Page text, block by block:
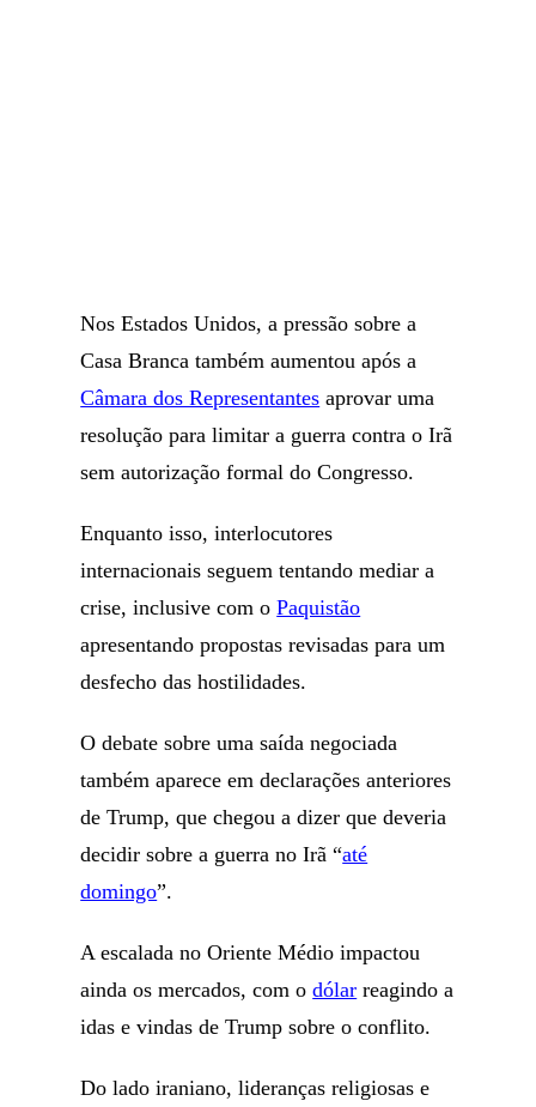
Nos Estados Unidos, a pressão sobre a
Casa Branca também aumentou após a
Câmara dos Representantes aprovar uma
resolução para limitar a guerra contra o Irã
sem autorização formal do Congresso.
Enquanto isso, interlocutores
internacionais seguem tentando mediar a
crise, inclusive com oPaquistão
apresentando propostas revisadas para um
desfecho das hostilidades.
O debate sobre uma saída negociada
também aparece em declarações anteriores
de Trump, que chegou a dizer que deveria
decidir sobre a guerra no Irã “até
domingo”.
A escalada no Oriente Médio impactou
ainda os mercados, com odólar reagindo a
idas e vindas de Trump sobre o conflito.
Do lado iraniano, lideranças religiosas e